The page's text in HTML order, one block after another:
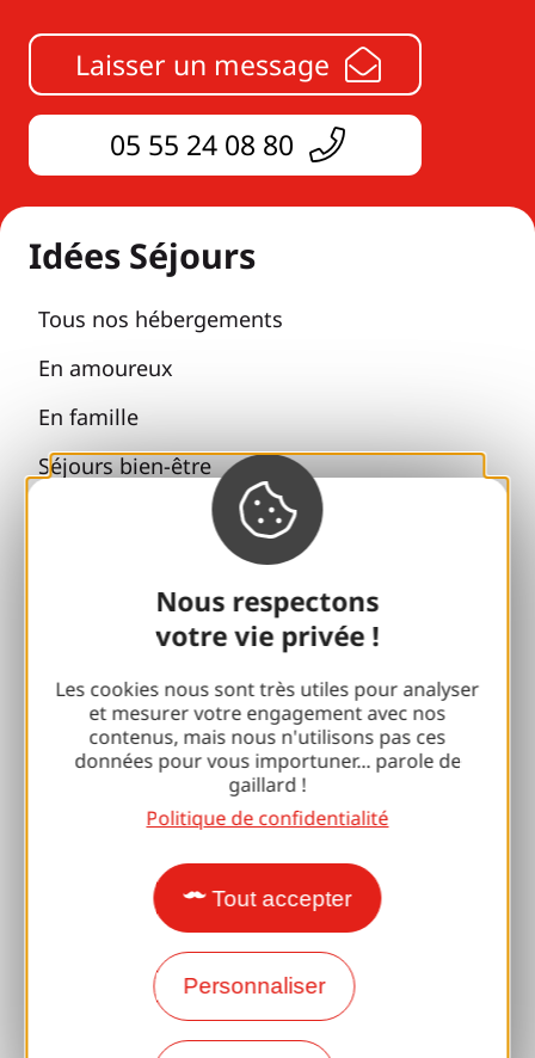
Nous respectons
votre vie privée !
Les cookies nous sont très utiles pour analyser
et mesurer votre engagement avec nos
contenus, mais nous n'utilisons pas ces
données pour vous importuner... parole de
gaillard !
Politique de confidentialité
Tout accepter
Personnaliser
Laisser un message
05 55 24 08 80
Idées Séjours
Tous nos hébergements
En amoureux
En famille
Séjours bien-être
Voyager responsable
Retrouvailles et cousinades
Toutes les idées séjours
Espace Pro
Séjours sportifs
Club 100 % Gaillard
Brive 100 % Evénement
Photothèque